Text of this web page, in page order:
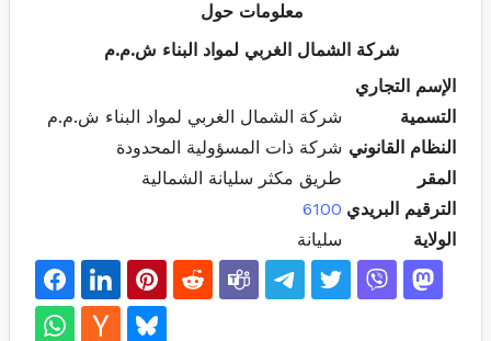
معلومات حول
شركة الشمال الغربي لمواد البناء ش.م.م
الإسم التجاري
التسمية
شركة الشمال الغربي لمواد البناء ش.م.م
النظام القانوني شركة ذات المسؤولية المحدودة
المقر
طريق مكثر سليانة الشمالية
الترقيم البريدي 6100
الولاية
سليانة